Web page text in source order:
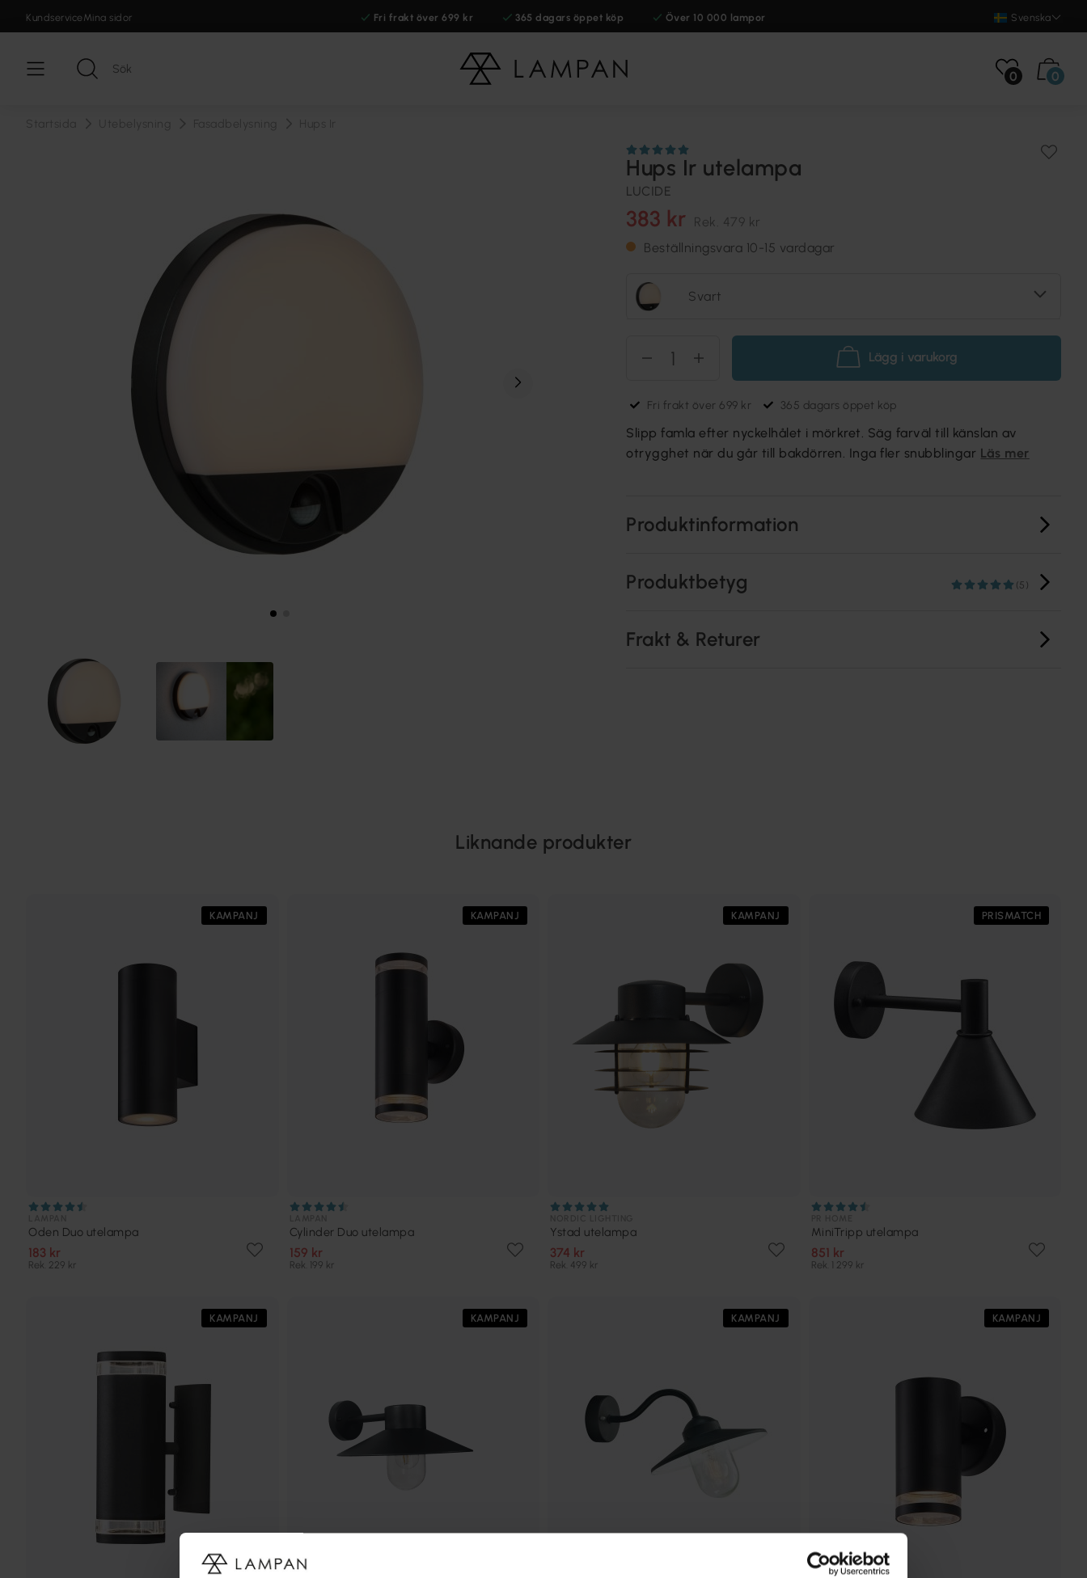
KundserviceMina sidor Fri frakt över 699 kr 365 dagars öppet köp Över 10 000 lampor Svenska
0 0
Hups Ir utelampa
LUCIDE
383 kr Rek. 479 kr
Beställningsvara 10-15 vardagar
Svart
Lägg i varukorg
Fri frakt över 699 kr 365 dagars öppet köp
Slipp famla efter nyckelhålet i mörkret. Säg farväl till känslan av
otrygghet när du går till bakdörren. Inga fler snubblingar Läs mer
Produktinformation
Produktbetyg (5)
Frakt & Returer
Liknande produkter
KAMPANJ
Oden Duo utelampa
183 kr
Rek. 229 kr
KAMPANJ
Cylinder Duo utelampa
159 kr
Rek. 199 kr
KAMPANJ
Ystad utelampa
374 kr
Rek. 499 kr
PRISMATCH
MiniTripp utelampa
851 kr
Rek. 1 299 kr
KAMPANJ KAMPANJ KAMPANJ KAMPANJ